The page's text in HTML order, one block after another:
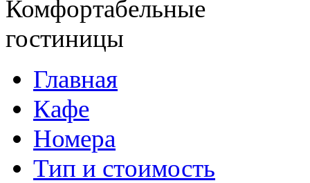
Главная
Кафе
Номера
Тип и стоимость